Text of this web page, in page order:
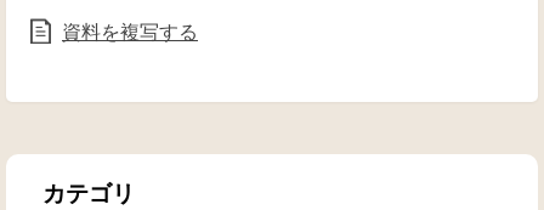
資料を複写する
カテゴリ